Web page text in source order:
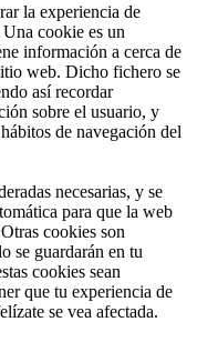
la experiencia de
cookie es un
información a cerca de
web. Dicho fichero se
así recordar
sobre el usuario, y
de navegación del
necesarias, y se
para que la web
cookies son
se guardarán en tu
cookies sean
que tu experiencia de
se vea afectada.